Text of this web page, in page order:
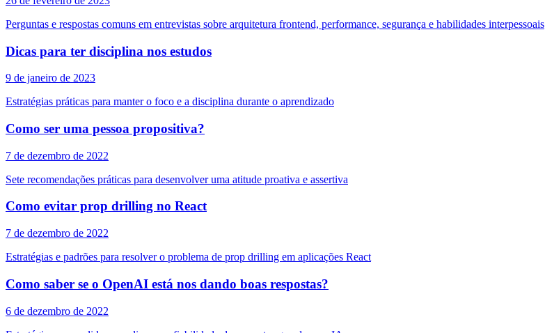
Perguntas e respostas comuns em entrevistas sobre arquitetura frontend, performance, segurança e habilidades interpessoais
Dicas para ter disciplina nos estudos
9 de janeiro de 2023
Estratégias práticas para manter o foco e a disciplina durante o aprendizado
Como ser uma pessoa propositiva?
7 de dezembro de 2022
Sete recomendações práticas para desenvolver uma atitude proativa e assertiva
Como evitar prop drilling no React
7 de dezembro de 2022
Estratégias e padrões para resolver o problema de prop drilling em aplicações React
Como saber se o OpenAI está nos dando boas respostas?
6 de dezembro de 2022